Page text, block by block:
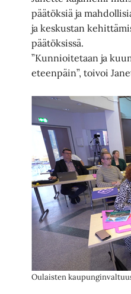
päätöksiä ja
ja keskustan
päätöksissä.
”Kunnioitetaan ja
eteenpäin”, toivoi
Oulaisten